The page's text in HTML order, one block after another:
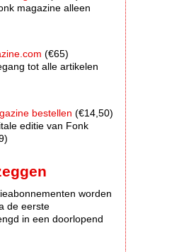
magazine alleen
(€65)
tot alle artikelen
bestellen (€14,50)
editie van Fonk
worden
de eerste
in een doorlopend